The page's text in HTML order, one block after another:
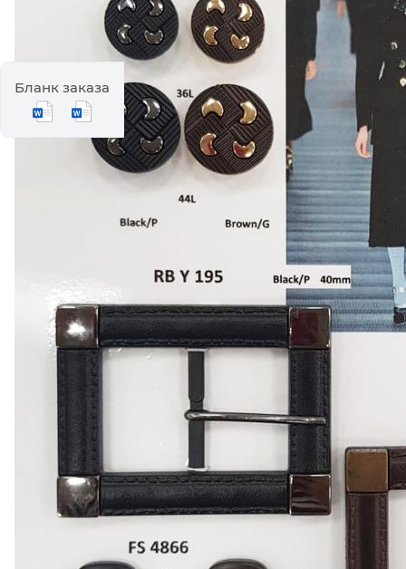
Бланк заказа